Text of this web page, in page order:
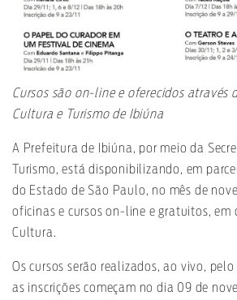
Cursos são on-line e oferecidos através
Cultura e Turismo de Ibiúna
A Prefeitura de Ibiúna, por meio da
Turismo, está disponibilizando, em
do Estado de São Paulo, no mês de
oficinas e cursos on-line e gratuitos, em
Cultura.
Os cursos serão realizados, ao vivo,
as inscrições começam no dia 09 de